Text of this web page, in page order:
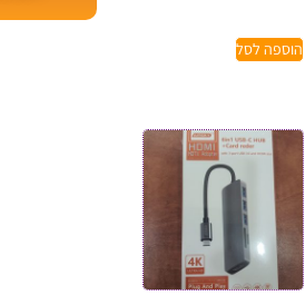
הוספה לסל